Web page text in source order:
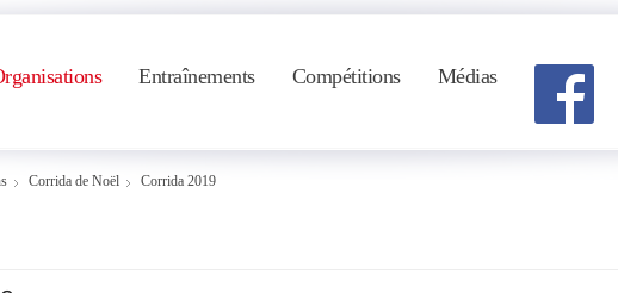
Entraînements Compétitions Médias
Corrida de Noël Corrida 2019